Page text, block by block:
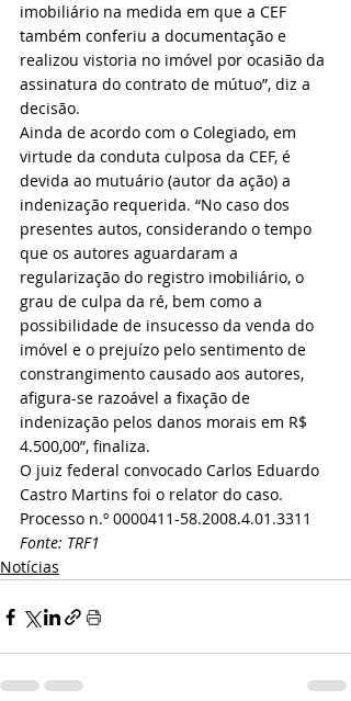
imobiliário na medida em que a CEF
também conferiu a documentação e
realizou vistoria no imóvel por ocasião da
assinatura do contrato de mútuo”, diz a
decisão.
Ainda de acordo com o Colegiado, em
virtude da conduta culposa da CEF, é
devida ao mutuário (autor da ação) a
indenização requerida. “No caso dos
presentes autos, considerando o tempo
que os autores aguardaram a
regularização do registro imobiliário, o
grau de culpa da ré, bem como a
possibilidade de insucesso da venda do
imóvel e o prejuízo pelo sentimento de
constrangimento causado aos autores,
afigura-se razoável a fixação de
indenização pelos danos morais em R$
4.500,00”, finaliza.
O juiz federal convocado Carlos Eduardo
Castro Martins foi o relator do caso.
Processo n.º 0000411-58.2008.4.01.3311
Fonte: TRF1
Notícias